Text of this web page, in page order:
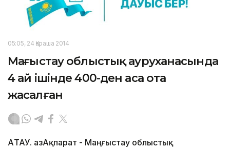
05:05, 24 Қараша 2014
Маңғыстау облыстық ауруханасында
4 ай ішінде 400-ден аса ота
жасалған
АҚТАУ. ҚазАқпарат - Маңғыстау облыстық